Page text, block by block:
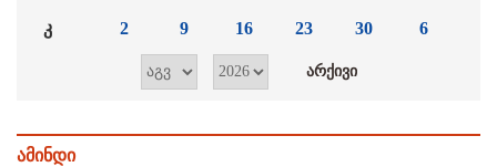
კ 2 9 16 23 30 6
ამინდი